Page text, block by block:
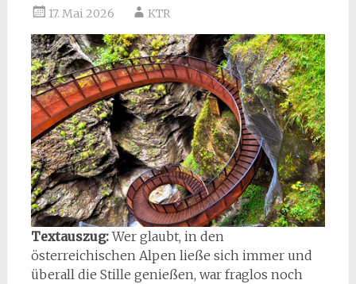
17. Mai 2026 KTR
Textauszug:Wer glaubt, in den
österreichischen Alpen ließe sich immer und
überall die Stille genießen, war fraglos noch